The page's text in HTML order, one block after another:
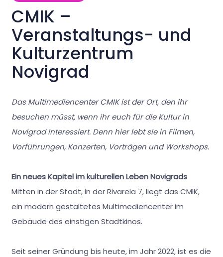
CMIK –
Veranstaltungs- und
Kulturzentrum
Novigrad
Das Multimediencenter CMIK ist der Ort, den ihr
besuchen müsst, wenn ihr euch für die Kultur in
Novigrad interessiert. Denn hier lebt sie in Filmen,
Vorführungen, Konzerten, Vorträgen und Workshops.
Ein neues Kapitel im kulturellen Leben Novigrads
Mitten in der Stadt, in der Rivarela 7, liegt das CMIK,
ein modern gestaltetes Multimediencenter im
Gebäude des einstigen Stadtkinos.
Seit seiner Gründung bis heute, im Jahr 2022, ist es die